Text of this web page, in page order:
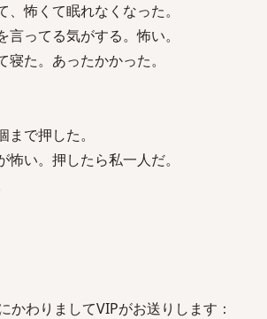
怖くて眠れなくなった。
ってる気がする。怖い。
寝た。あったかかった。
で押した。
い。押したら私一人だ。
かわりましてVIPがお送りします：